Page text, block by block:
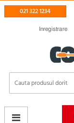
021 322 1234
Inregistrare